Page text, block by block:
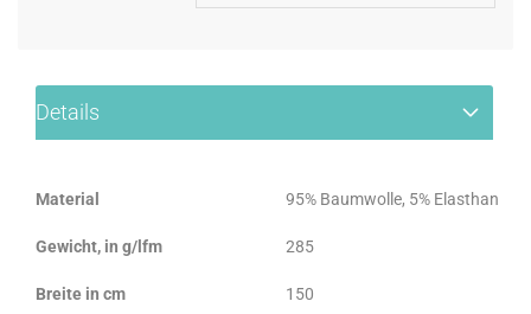
Details
Material 95% Baumwolle, 5% Elasthan
Gewicht, in g/lfm 285
Breite in cm 150